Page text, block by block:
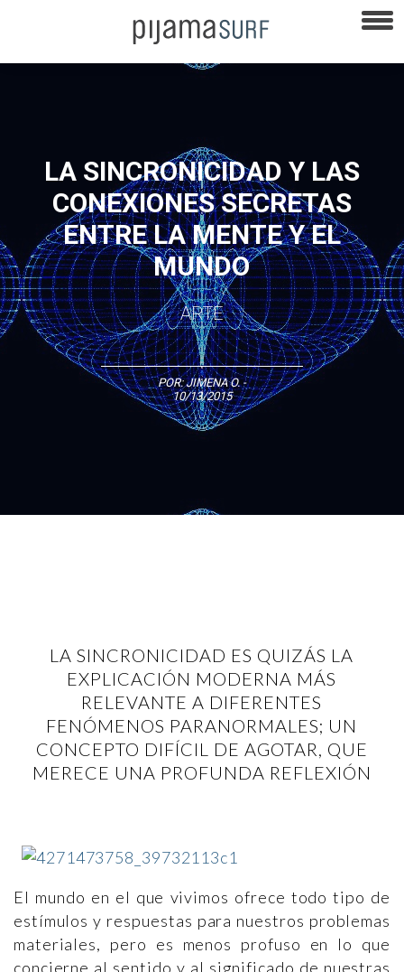
LA SINCRONICIDAD Y LAS
CONEXIONES SECRETAS
ENTRE LA MENTE Y EL
MUNDO
ARTE
POR:JIMENA O.-
10/13/2015
LA SINCRONICIDAD ES QUIZÁS LA
EXPLICACIÓN MODERNA MÁS
RELEVANTE A DIFERENTES
FENÓMENOS PARANORMALES; UN
CONCEPTO DIFÍCIL DE AGOTAR, QUE
MERECE UNA PROFUNDA REFLEXIÓN
El mundo en el que vivimos ofrece todo tipo de
estímulos y respuestas para nuestros problemas
materiales, pero es menos profuso en lo que
concierne al sentido y al significado de nuestras